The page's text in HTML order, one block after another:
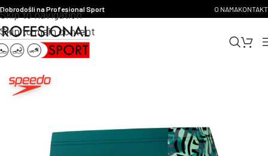
Skip to navigation
Skip to main content
Dobrodošli na Profesional Sport O NAMAKONTAKT